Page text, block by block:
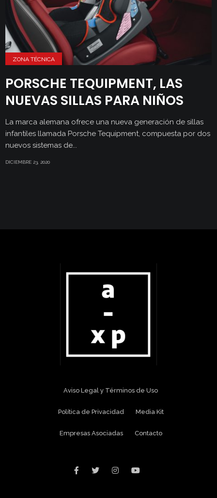
ZONA TÉCNICA
PORSCHE TEQUIPMENT, LAS
NUEVAS SILLAS PARA NIÑOS
La marca alemana ofrece una nueva generación de sillas
infantiles llamada Porsche Tequipment, compuesta por dos
nuevos sistemas de...
DICIEMBRE 23, 2020
Aviso Legal y Términos de Uso
Política de Privacidad Media Kit
Empresas Asociadas Contacto